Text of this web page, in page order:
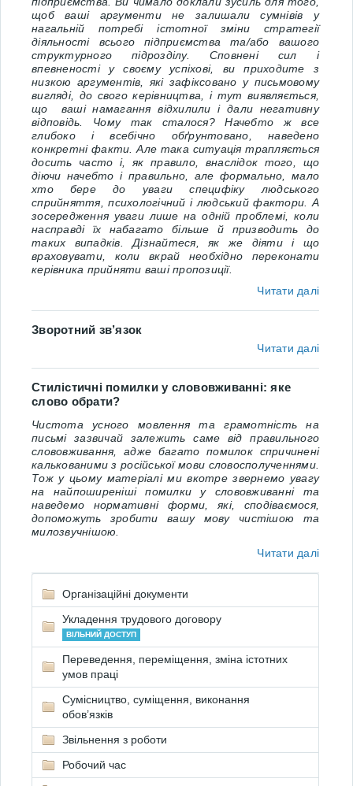
щоб ваші аргументи не залишали сумнівів у
нагальній потребі істотної зміни стратегії
діяльності всього підприємства та/або вашого
структурного підрозділу. Сповнені сил і
впевненості у своєму успіхові, ви приходите з
низкою аргументів, які зафіксовано у письмовому
вигляді, до свого керівництва, і тут виявляється,
що ваші намагання відхилили і дали негативну
відповідь. Чому так сталося? Начебто ж все
глибоко і всебічно обґрунтовано, наведено
конкретні факти. Але така ситуація трапляється
досить часто і, як правило, внаслідок того, що
діючи начебто і правильно, але формально, мало
хто бере до уваги специфіку людського
сприйняття, психологічний і людський фактори. А
зосередження уваги лише на одній проблемі, коли
насправді їх набагато більше й призводить до
таких випадків. Дізнайтеся, як же діяти і що
враховувати, коли вкрай необхідно переконати
керівника прийняти ваші пропозиції.
Читати далі
Зворотний зв’язок
Читати далі
Стилістичні помилки у слововживанні: яке
слово обрати?
Чистота усного мовлення та грамотність на
письмі зазвичай залежить саме від правильного
слововживання, адже багато помилок спричинені
калькованими з російської мови словосполученнями.
Тож у цьому матеріалі ми вкотре звернемо увагу
на найпоширеніші помилки у слововживанні та
наведемо нормативні форми, які, сподіваємося,
допоможуть зробити вашу мову чистішою та
милозвучнішою.
Читати далі
Організаційні документи
Укладення трудового договору
ВІЛЬНИЙ ДОСТУП
Переведення, переміщення, зміна істотних
умов праці
Сумісництво, суміщення, виконання
обов’язків
Звільнення з роботи
Робочий час